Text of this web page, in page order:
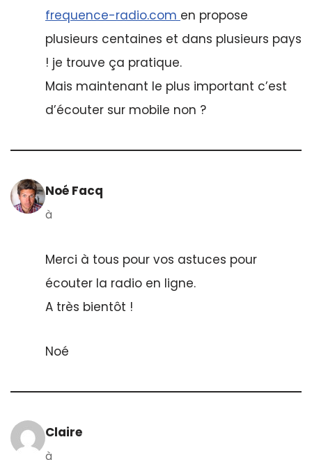
frequence-radio.com en propose
plusieurs centaines et dans plusieurs pays
! je trouve ça pratique.
Mais maintenant le plus important c’est
d’écouter sur mobile non ?
Noé Facq
à
Merci à tous pour vos astuces pour
écouter la radio en ligne.
A très bientôt !
Noé
Claire
à